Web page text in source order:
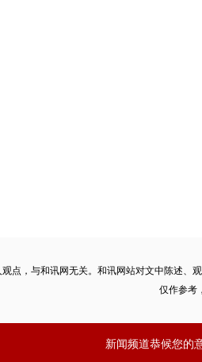
观点，与和讯网无关。和讯网站对文中陈述
仅作参考
新闻频道恭候您的